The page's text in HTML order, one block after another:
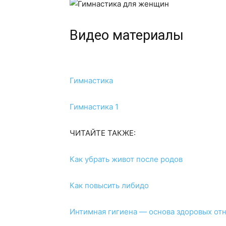
Видео материалы
Гимнастика
Гимнастика 1
ЧИТАЙТЕ ТАКЖЕ:
Как убрать живот после родов
Как повысить либидо
Интимная гигиена — основа здоровых